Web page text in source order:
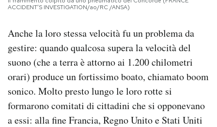
ACCIDENT’S INVESTIGATION/ao/RC /ANSA)
Anche la loro stessa velocità fu un problema da
gestire: quando qualcosa supera la velocità del
suono (che a terra è attorno ai 1.200 chilometri
orari) produce un fortissimo boato, chiamato boom
sonico. Molto presto lungo le loro rotte si
formarono comitati di cittadini che si opponevano
a essi: alla fine Francia, Regno Unito e Stati Uniti